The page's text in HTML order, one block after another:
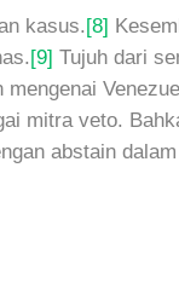
kasus.[8]
[9] Tujuh dari
mitra veto.
abstain